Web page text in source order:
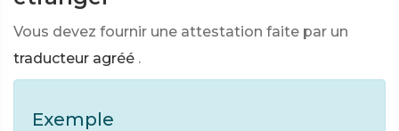
Vous devez fournir une attestation faite par un
traducteur agréé .
Exemple